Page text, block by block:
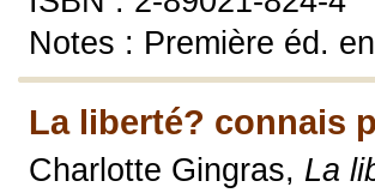
Notes : Première éd.
La liberté? connais
Charlotte Gingras, La